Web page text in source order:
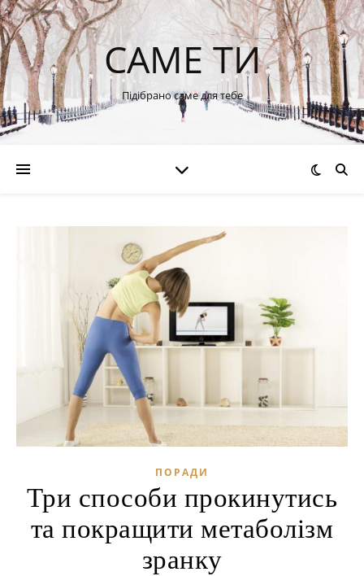
САМЕ ТИ
Підібрано саме для тебе
ПОРАДИ
Три способи прокинутись
та покращити метаболізм
зранку